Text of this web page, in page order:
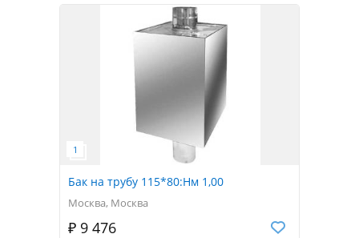
Бак на трубу 115*80:Нм 1,00
Москва, Москва
₽ 9 476